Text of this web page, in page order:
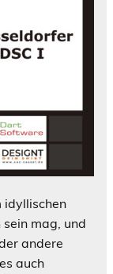
idyllischen
mag, und
andere
auch